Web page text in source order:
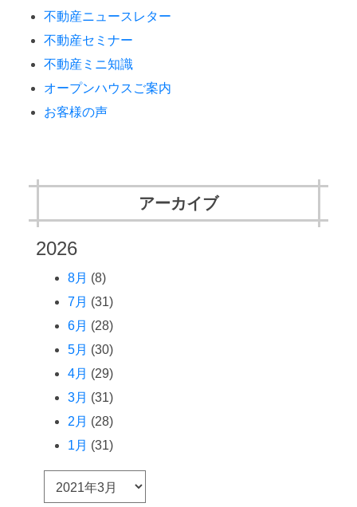
不動産ニュースレター
不動産セミナー
不動産ミニ知識
オープンハウスご案内
お客様の声
アーカイブ
2026
8月 (8)
7月 (31)
6月 (28)
5月 (30)
4月 (29)
3月 (31)
2月 (28)
1月 (31)